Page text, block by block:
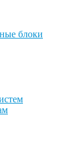
блоки